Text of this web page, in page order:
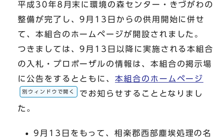
平成30年8月末に環境の森センター・きづがわの
整備が完了し、9月13日からの供用開始に併せ
て、本組合のホームページが開設されました。
つきましては、9月13日以降に実施される本組合
の入札・プロポーザルの情報は、本組合の掲示場
に公告をするとともに、本組合のホームページ
別ウィンドウで開く
でお知らせすることとなりまし
た。
9月13日をもって、相楽郡西部塵埃処理の名